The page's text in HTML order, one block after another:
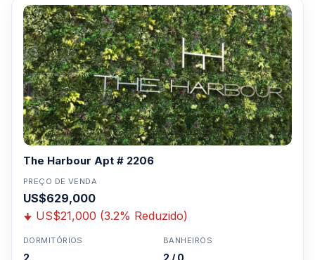
The Harbour Apt # 2206
PREÇO DE VENDA
US$629,000
US$21,000 (3.2% Reduzido)
DORMITÓRIOS
2
BANHEIROS
2 / 0